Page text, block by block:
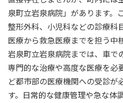
泉町立岩泉病院」があります。
整形外科、小児科などの診療科
医療から救急医療までを担う中
岩泉町立岩泉病院までは、車で
専門的な治療や高度な医療を必
ど都市部の医療機関への受診が
す。日常的な健康管理や急な体